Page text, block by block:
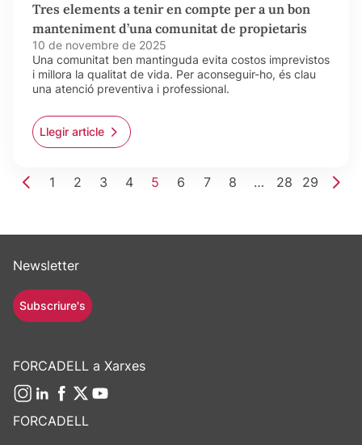
Tres elements a tenir en compte per a un bon
manteniment d’una comunitat de propietaris
10 de novembre de 2025
Una comunitat ben mantinguda evita costos imprevistos
i millora la qualitat de vida. Per aconseguir-ho, és clau
una atenció preventiva i professional.
Llegir article
1 2 3 4 5 6 7 8 … 28 29
FORCADELL
Newsletter
Subscriure's
FORCADELL a Xarxes